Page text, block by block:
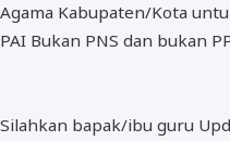
Agama Kabupaten/Kota
PAI Bukan PNS dan bukan
Silahkan bapak/ibu guru